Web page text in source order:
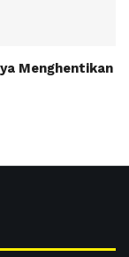
Menghentikan